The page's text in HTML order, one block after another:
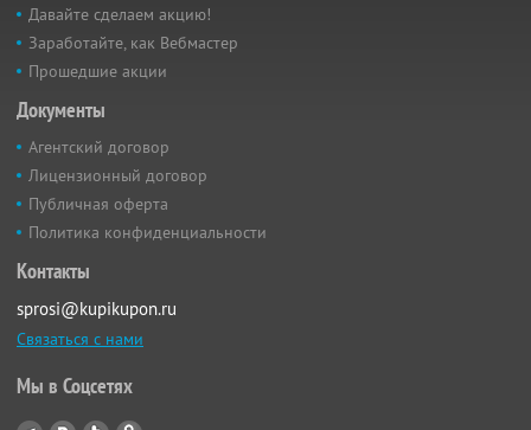
Давайте сделаем акцию!
Заработайте, как Вебмастер
Прошедшие акции
Документы
Агентский договор
Лицензионный договор
Публичная оферта
Политика конфиденциальности
Контакты
sprosi@kupikupon.ru
Связаться с нами
Мы в Соцсетях